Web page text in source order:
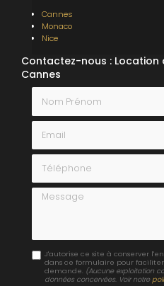
Cannes
Monaco
Nice
Contactez-nous :
Cannes
Nom Prénom
Email
Téléphone
Message
J'autorise ce site à conserver
dans ce formulaire pour
demande. (Aucune exploitation
données concervées. Voir notre